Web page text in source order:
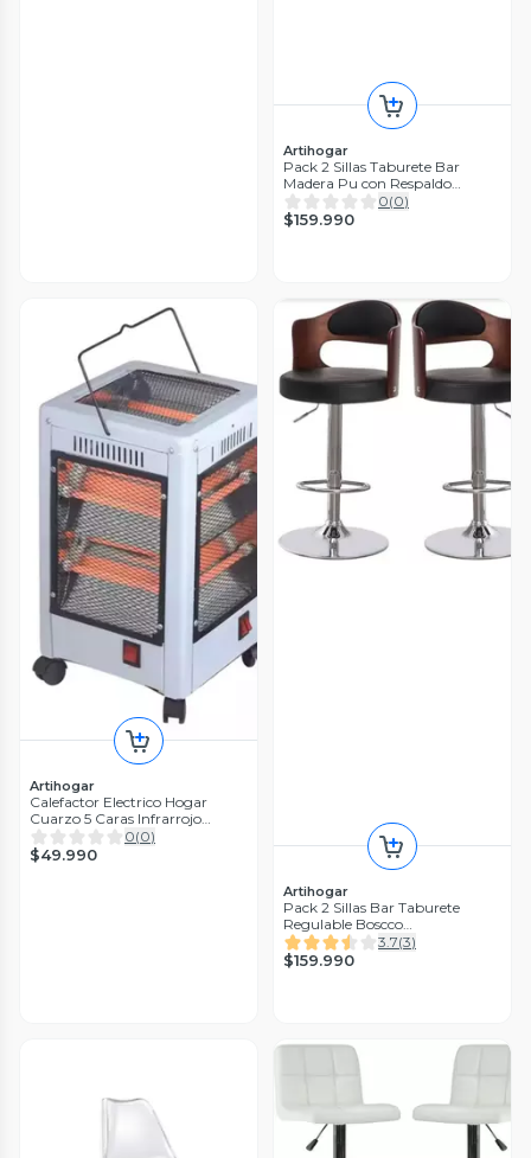
Artihogar
Pack 2 Sillas Taburete Bar
Madera Pu con Respaldo
Boscco
0(0)
$159.990
Artihogar
Calefactor Electrico Hogar
Cuarzo 5 Caras Infrarrojo
2200W
0(0)
$49.990
Artihogar
Pack 2 Sillas Bar Taburete
Regulable Boscco
Madera/Ecocuero
3.7(3)
$159.990